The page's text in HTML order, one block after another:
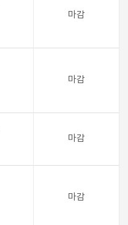
마감
마감
마감
마감